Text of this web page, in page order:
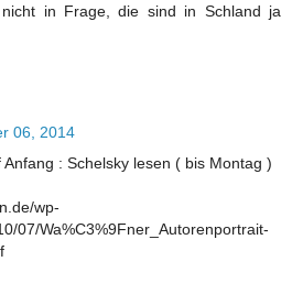
in Frage, die sind in Schland ja
06, 2014
: Schelsky lesen ( bis Montag )
wp-
07/Wa%C3%9Fner_Autorenportrait-